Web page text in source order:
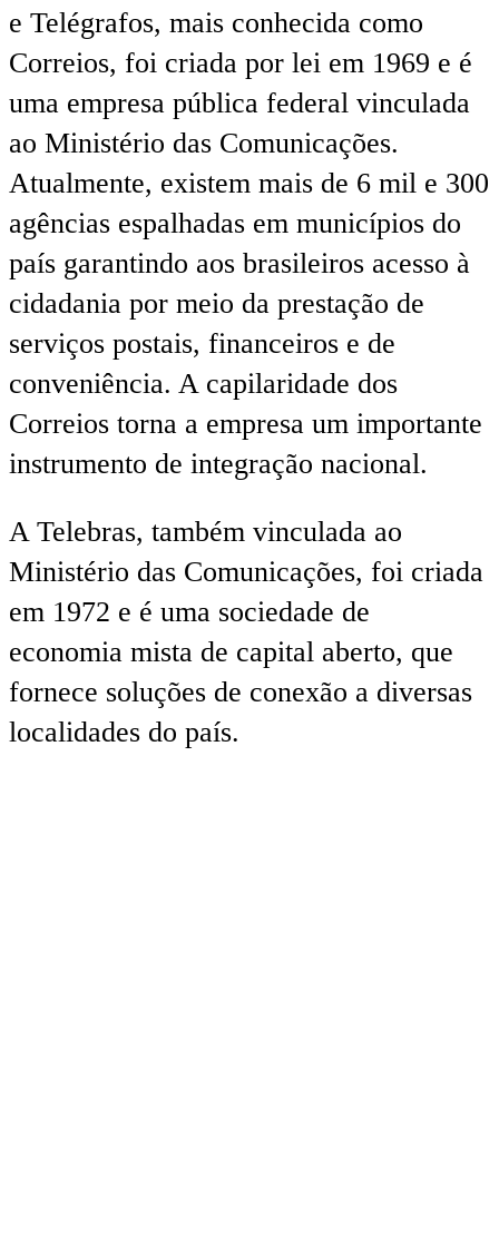
e Telégrafos, mais conhecida como
Correios, foi criada por lei em 1969 e é
uma empresa pública federal vinculada
ao Ministério das Comunicações.
Atualmente, existem mais de 6 mil e 300
agências espalhadas em municípios do
país garantindo aos brasileiros acesso à
cidadania por meio da prestação de
serviços postais, financeiros e de
conveniência. A capilaridade dos
Correios torna a empresa um importante
instrumento de integração nacional.
A Telebras, também vinculada ao
Ministério das Comunicações, foi criada
em 1972 e é uma sociedade de
economia mista de capital aberto, que
fornece soluções de conexão a diversas
localidades do país.